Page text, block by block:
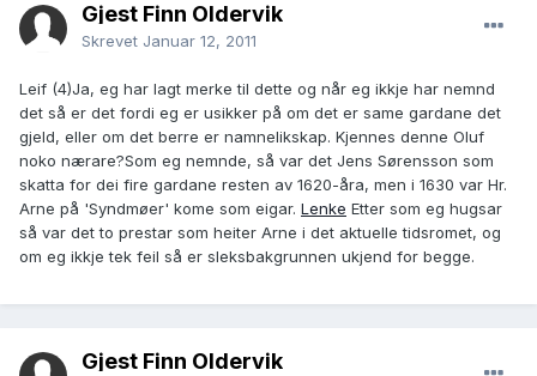
Gjest Finn Oldervik
Skrevet Januar 12, 2011
Leif (4)Ja, eg har lagt merke til dette og når eg ikkje har nemnd
det så er det fordi eg er usikker på om det er same gardane det
gjeld, eller om det berre er namnelikskap. Kjennes denne Oluf
noko nærare?Som eg nemnde, så var det Jens Sørensson som
skatta for dei fire gardane resten av 1620-åra, men i 1630 var Hr.
Arne på 'Syndmøer' kome som eigar. Lenke Etter som eg hugsar
så var det to prestar som heiter Arne i det aktuelle tidsromet, og
om eg ikkje tek feil så er sleksbakgrunnen ukjend for begge.
Gjest Finn Oldervik